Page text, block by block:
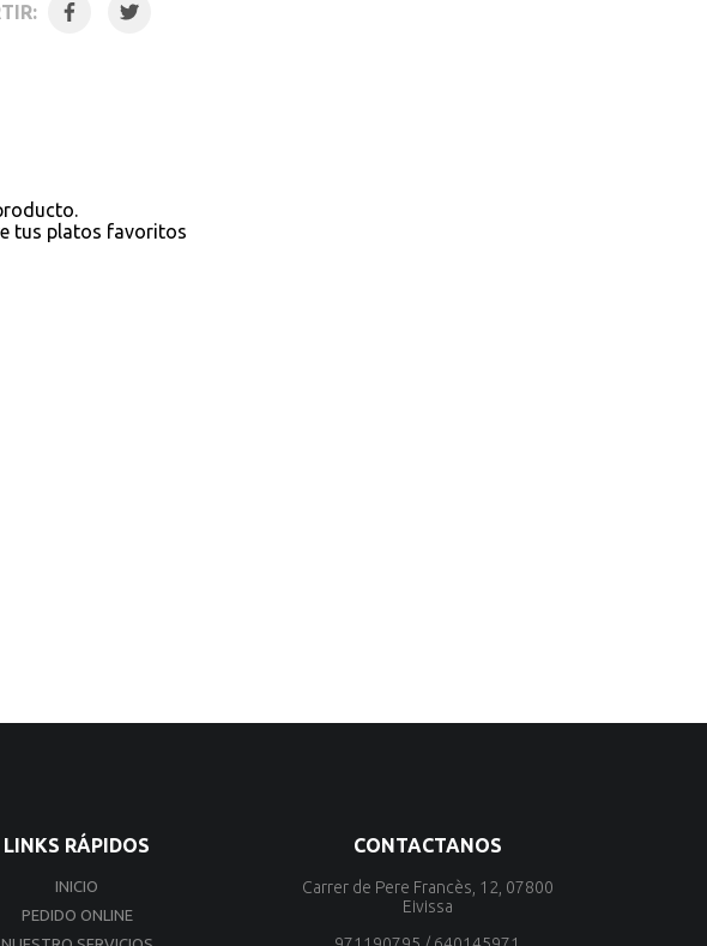
tus platos favoritos
LINKS RÁPIDOS
INICIO
PEDIDO ONLINE
CONTACTANOS
Carrer de Pere Francès, 12, 07800
Eivissa